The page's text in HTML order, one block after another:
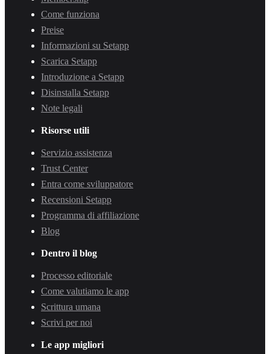
Come funziona
Preise
Informazioni su Setapp
Scarica Setapp
Introduzione a Setapp
Disinstalla Setapp
Note legali
Risorse utili
Servizio assistenza
Trust Center
Entra come sviluppatore
Recensioni Setapp
Programma di affiliazione
Blog
Dentro il blog
Processo editoriale
Come valutiamo le app
Scrittura umana
Scrivi per noi
Le app migliori